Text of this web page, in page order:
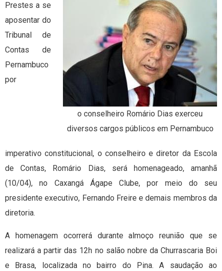
o conselheiro Romário Dias exerceu
diversos cargos públicos em Pernambuco
Prestes a se
aposentar do
Tribunal de
Contas de
Pernambuco
por
imperativo constitucional, o conselheiro e diretor da Escola
de Contas, Romário Dias, será homenageado, amanhã
(10/04), no Caxangá Ágape Clube, por meio do seu
presidente executivo, Fernando Freire e demais membros da
diretoria.
A homenagem ocorrerá durante almoço reunião que se
realizará a partir das 12h no salão nobre da Churrascaria Boi
e Brasa, localizada no bairro do Pina. A saudação ao